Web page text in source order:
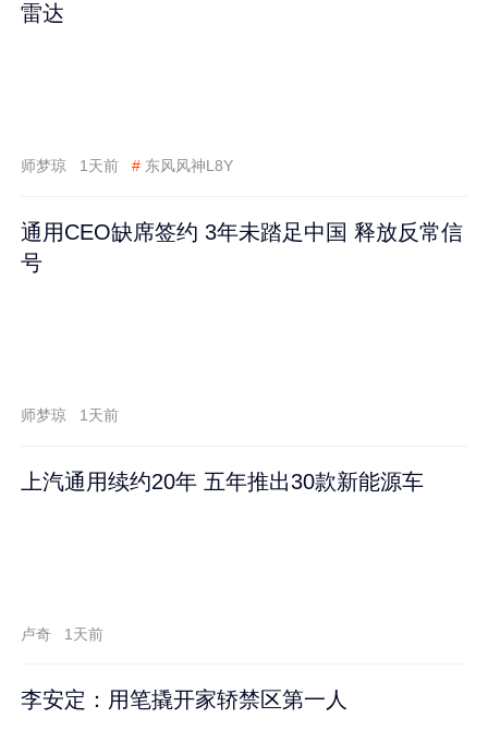
雷达
师梦琼 1天前 # 东风风神L8Y
通用CEO缺席签约 3年未踏足中国 释放反常信
号
师梦琼 1天前
上汽通用续约20年 五年推出30款新能源车
卢奇 1天前
李安定：用笔撬开家轿禁区第一人